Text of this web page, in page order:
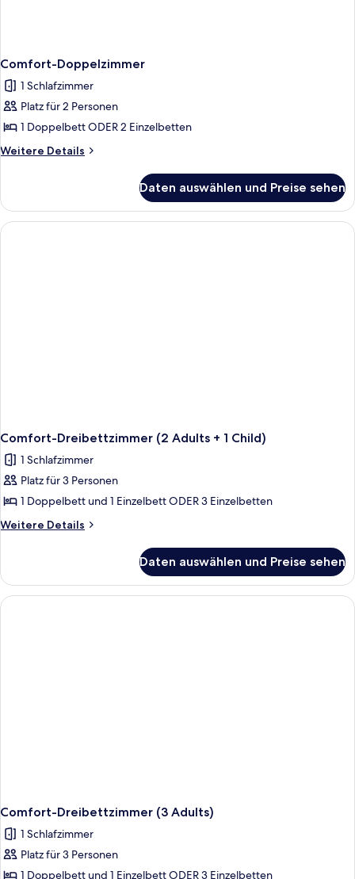
Comfort-Doppelzimmer
1 Schlafzimmer
Platz für 2 Personen
1 Doppelbett ODER 2 Einzelbetten
Weitere Details
Weitere
Doppelzimmer
Daten auswählen und Preise sehen
Comfort-Dreibettzimmer (2 Adults + 1 Child)
1 Schlafzimmer
Platz für 3 Personen
1 Doppelbett und 1 Einzelbett ODER 3 Einzelbetten
Weitere Details
Weitere
Dreibettzimmer
(2
Adults
Daten auswählen und Preise sehen
Comfort-Dreibettzimmer (3 Adults)
1 Schlafzimmer
Platz für 3 Personen
1 Doppelbett und 1 Einzelbett ODER 3 Einzelbetten